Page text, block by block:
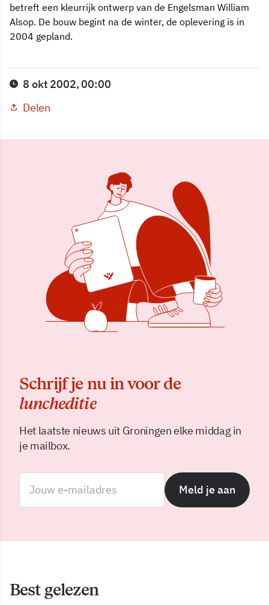
betreft een kleurrijk ontwerp van de Engelsman William
Alsop. De bouw begint na de winter, de oplevering is in
2004 gepland.
8 okt 2002, 00:00
Delen
Schrijf je nu in voor de
luncheditie
Het laatste nieuws uit Groningen elke middag in
je mailbox.
Meld je aan
Best gelezen